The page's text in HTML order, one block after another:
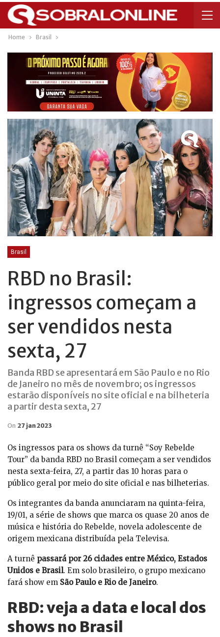
Home Brasil
Brasil
RBD no Brasil:
ingressos começam a
ser vendidos nesta
sexta, 27
Banda RBD se apresentará em São Paulo e no Rio
de Janeiro no mês de novembro; os ingressos
estarão disponíveis no site oficial e na bilheteria
a partir desta sexta, 27
On 27 jan 2023
Os ingressos para os shows da turnê “Soy Rebelde
Tour” da banda RBD no Brasil começam a ser vendidos
nesta sexta-feira, 27, a partir das 10 horas para o
público geral por meio do site oficial e nas bilheterias.
Os integrantes da banda anunciaram na quinta-feira,
19/01, a série de shows que marca os quase 20 anos de
música e história do Rebelde, novela adolescente de
origem mexicana distribuída pela Televisa.
A turnê passará por 26 cidades entre México, Estados
Unidos e Brasil. Em solo brasileiro, o grupo mexicano
fará show em São Paulo e Rio de Janeiro.
RBD: veja a data e local dos
shows no Brasil